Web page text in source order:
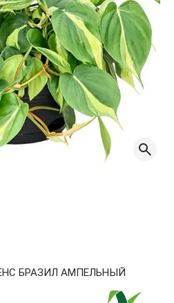
БРАЗИЛ АМПЕЛЬНЫЙ